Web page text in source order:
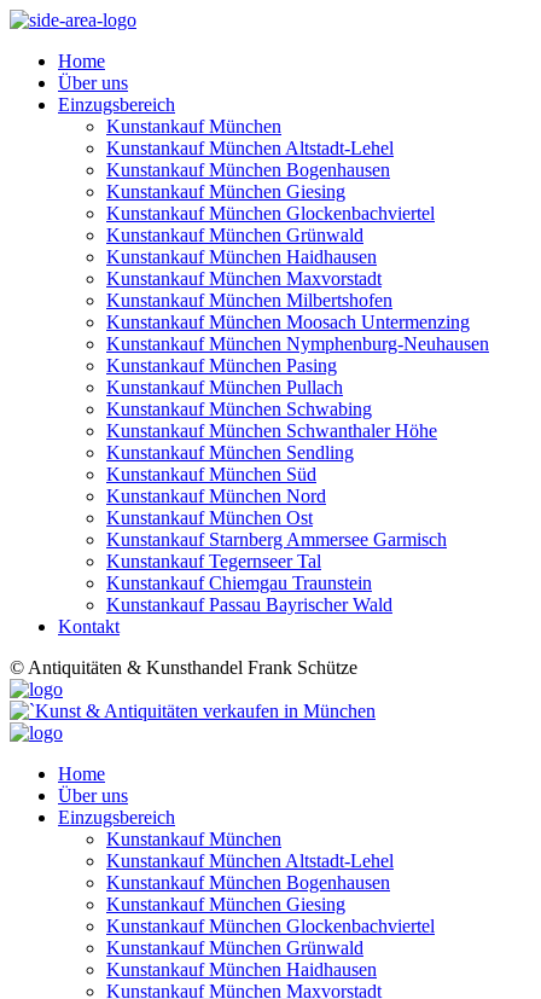
Home
Über uns
Einzugsbereich
Kunstankauf München
Kunstankauf München Altstadt-Lehel
Kunstankauf München Bogenhausen
Kunstankauf München Giesing
Kunstankauf München Glockenbachviertel
Kunstankauf München Grünwald
Kunstankauf München Haidhausen
Kunstankauf München Maxvorstadt
Kunstankauf München Milbertshofen
Kunstankauf München Moosach Untermenzing
Kunstankauf München Nymphenburg-Neuhausen
Kunstankauf München Pasing
Kunstankauf München Pullach
Kunstankauf München Schwabing
Kunstankauf München Schwanthaler Höhe
Kunstankauf München Sendling
Kunstankauf München Süd
Kunstankauf München Nord
Kunstankauf München Ost
Kunstankauf Starnberg Ammersee Garmisch
Kunstankauf Tegernseer Tal
Kunstankauf Chiemgau Traunstein
Kunstankauf Passau Bayrischer Wald
Kontakt
© Antiquitäten & Kunsthandel Frank Schütze
Home
Über uns
Einzugsbereich
Kunstankauf München
Kunstankauf München Altstadt-Lehel
Kunstankauf München Bogenhausen
Kunstankauf München Giesing
Kunstankauf München Glockenbachviertel
Kunstankauf München Grünwald
Kunstankauf München Haidhausen
Kunstankauf München Maxvorstadt